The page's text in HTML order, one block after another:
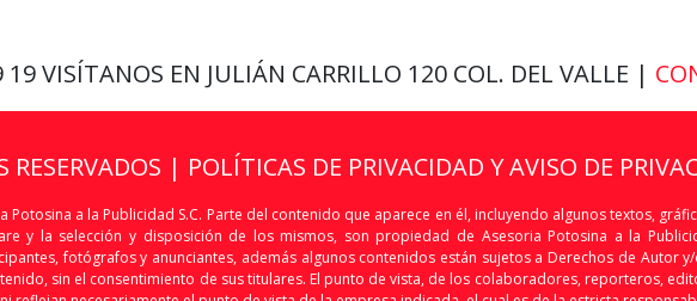
19VISÍTANOS EN JULIÁN CARRILLO 120 COL. DEL VALLE |
RESERVADOS | POLÍTICAS DE PRIVACIDAD Y AVISO DE
a la Publicidad S.C. Parte del contenido que aparece en él, incluyendo algunos textos,
y la selección y disposición de los mismos, son propiedad de Asesoria Potosina a la
fotógrafos y anunciantes, además algunos contenidos están sujetos a Derechos de Autor
sin el consentimiento de sus titulares. El punto de vista, de los colaboradores, reporteros,